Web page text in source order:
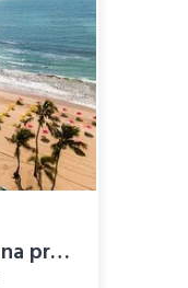
Quarto para moças na praia de Boa Viagem